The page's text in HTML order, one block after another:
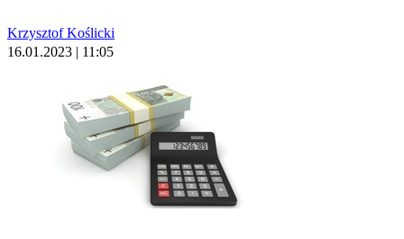
Krzysztof Koślicki
16.01.2023 | 11:05